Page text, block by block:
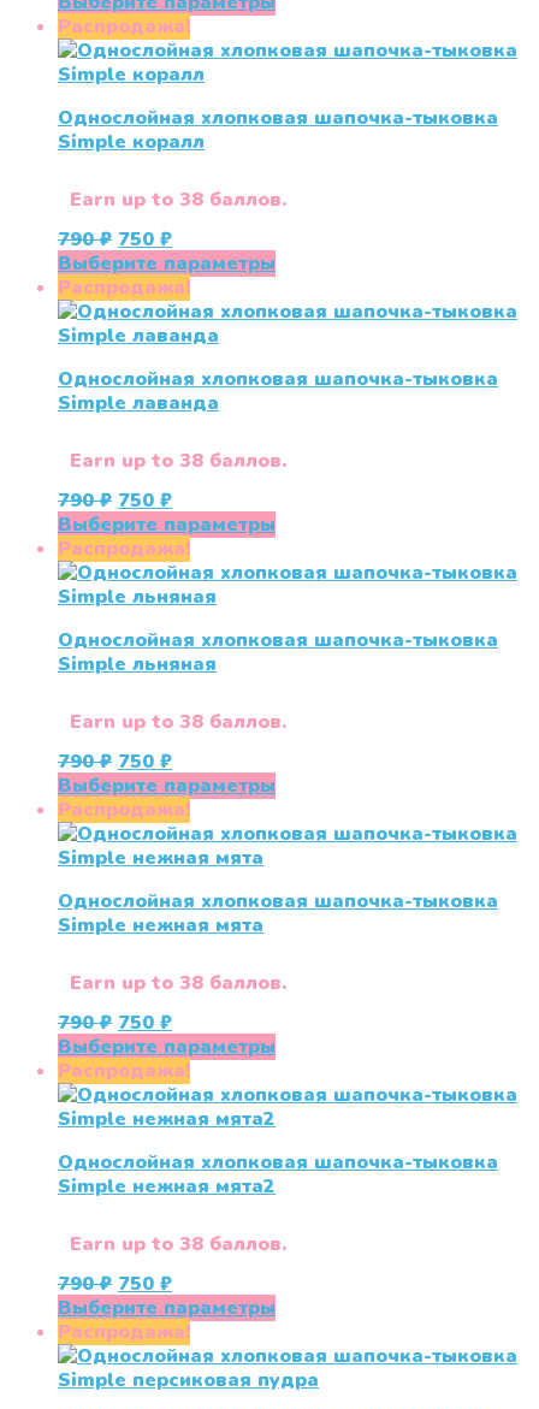
составляла
790 ₽.
750 ₽.
имеет
Опции
на
Распродажа!
Однослойная хлопковая шапочка-тыковка
Simple коралл
Earn up to 38 баллов.
790₽ Первоначальная
цена
составляла
790 ₽.
750 ₽Текущая
цена:
750 ₽.
Выберите параметры
имеет
Опции
на
Распродажа!
Однослойная хлопковая шапочка-тыковка
Simple лаванда
Earn up to 38 баллов.
790₽ Первоначальная
цена
составляла
790 ₽.
750 ₽Текущая
цена:
750 ₽.
Выберите параметры
имеет
Опции
на
Распродажа!
Однослойная хлопковая шапочка-тыковка
Simple льняная
Earn up to 38 баллов.
790₽ Первоначальная
цена
составляла
790 ₽.
750 ₽Текущая
цена:
750 ₽.
Выберите параметры
имеет
Опции
на
Распродажа!
Однослойная хлопковая шапочка-тыковка
Simple нежная мята
Earn up to 38 баллов.
790₽ Первоначальная
цена
составляла
790 ₽.
750 ₽Текущая
цена:
750 ₽.
Выберите параметры
имеет
Опции
можно
на
Распродажа!
Однослойная хлопковая шапочка-тыковка
Simple нежная мята2
Earn up to 38 баллов.
790₽ Первоначальная
цена
составляла
790 ₽.
750 ₽Текущая
цена:
750 ₽.
Выберите параметры
имеет
несколько
Распродажа!